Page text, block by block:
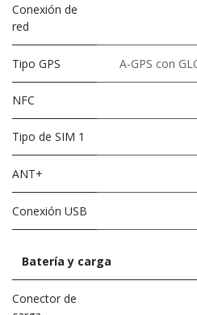
Conexión de
red
Tipo GPS A-GPS con
NFC
Tipo de SIM 1
ANT+
Conexión USB
Batería y carga
Conector de